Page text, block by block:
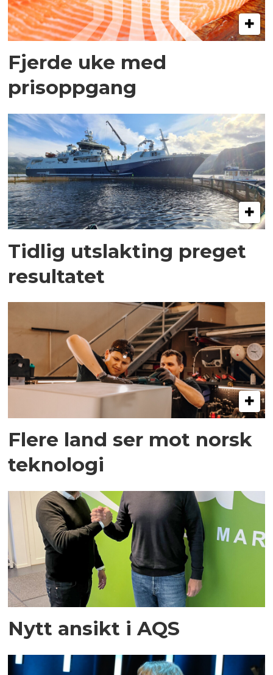
Fjerde uke med
prisoppgang
Tidlig utslakting preget
resultatet
Flere land ser mot norsk
teknologi
Nytt ansikt i AQS